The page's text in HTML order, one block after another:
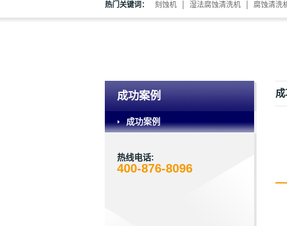
热门关键词： 刻蚀机 湿法腐蚀清洗机 腐蚀清洗
成功案例
成功案例
热线电话:
400-876-8096
成